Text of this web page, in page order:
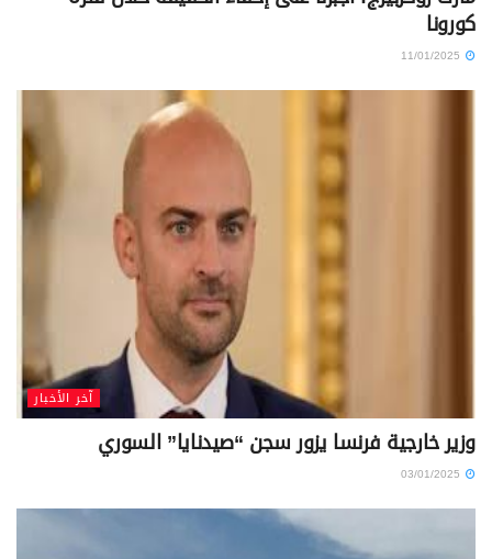
كورونا
آخر الأخبار
وزير خارجية فرنسا يزور سجن “صيدنايا” السوري